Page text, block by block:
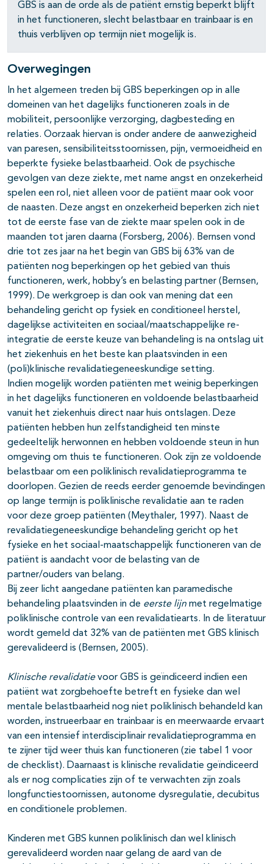
GBS is aan de orde als de patiënt ernstig beperkt blijft
in het functioneren, slecht belastbaar en trainbaar is en
thuis verblijven op termijn niet mogelijk is.
Overwegingen
In het algemeen treden bij GBS beperkingen op in alle
domeinen van het dagelijks functioneren zoals in de
mobiliteit, persoonlijke verzorging, dagbesteding en
relaties. Oorzaak hiervan is onder andere de aanwezigheid
van paresen, sensibiliteitsstoornissen, pijn, vermoeidheid en
beperkte fysieke belastbaarheid. Ook de psychische
gevolgen van deze ziekte, met name angst en onzekerheid
spelen een rol, niet alleen voor de patiënt maar ook voor
de naasten. Deze angst en onzekerheid beperken zich niet
tot de eerste fase van de ziekte maar spelen ook in de
maanden tot jaren daarna (Forsberg, 2006). Bernsen vond
drie tot zes jaar na het begin van GBS bij 63% van de
patiënten nog beperkingen op het gebied van thuis
functioneren, werk, hobby’s en belasting partner (Bernsen,
1999). De werkgroep is dan ook van mening dat een
behandeling gericht op fysiek en conditioneel herstel,
dagelijkse activiteiten en sociaal/maatschappelijke re-
integratie de eerste keuze van behandeling is na ontslag uit
het ziekenhuis en het beste kan plaatsvinden in een
(poli)klinische revalidatiegeneeskundige setting.
Indien mogelijk worden patiënten met weinig beperkingen
in het dagelijks functioneren en voldoende belastbaarheid
vanuit het ziekenhuis direct naar huis ontslagen. Deze
patiënten hebben hun zelfstandigheid ten minste
gedeeltelijk herwonnen en hebben voldoende steun in hun
omgeving om thuis te functioneren. Ook zijn ze voldoende
belastbaar om een poliklinisch revalidatieprogramma te
doorlopen. Gezien de reeds eerder genoemde bevindingen
op lange termijn is poliklinische revalidatie aan te raden
voor deze groep patiënten (Meythaler, 1997). Naast de
revalidatiegeneeskundige behandeling gericht op het
fysieke en het sociaal-maatschappelijk functioneren van de
patiënt is aandacht voor de belasting van de
partner/ouders van belang.
Bij zeer licht aangedane patiënten kan paramedische
behandeling plaatsvinden in de eerste lijn met regelmatige
poliklinische controle van een revalidatiearts. In de literatuur
wordt gemeld dat 32% van de patiënten met GBS klinisch
gerevalideerd is (Bernsen, 2005).
Klinische revalidatievoor GBS is geïndiceerd indien een
patiënt wat zorgbehoefte betreft en fysieke dan wel
mentale belastbaarheid nog niet poliklinisch behandeld kan
worden, instrueerbaar en trainbaar is en meerwaarde ervaart
van een intensief interdisciplinair revalidatieprogramma en
te zijner tijd weer thuis kan functioneren (zie tabel 1 voor
de checklist). Daarnaast is klinische revalidatie geïndiceerd
als er nog complicaties zijn of te verwachten zijn zoals
longfunctie­stoornissen, autonome dysregulatie, decubitus
en conditionele problemen.
Kinderen met GBS kunnen poliklinisch dan wel klinisch
gerevalideerd worden naar gelang de aard van de